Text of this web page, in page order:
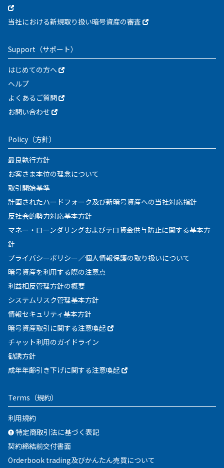
当社における新規取り扱い暗号資産の審査
Support （サポート）
はじめての方へ
ヘルプ
よくあるご質問
お問い合わせ
Policy （方針）
最良執行方針
お客さま本位の理念について
取引開始基準
計画されたハードフォーク及び新暗号資産への当社対応指針
反社会的勢力対応基本方針
マネー・ローンダリングおよびテロ資金供与防止に関する基本方
針
プライバシーポリシー／個人情報保護の取り扱いについて
暗号資産を利用する際の注意点
利益相反管理方針の概要
システムリスク管理基本方針
情報セキュリティ基本方針
暗号資産取引に関する注意喚起
チャット利用のガイドライン
勧誘方針
成年年齢引き下げに関する注意喚起
Terms （規約）
利用規約
特定商取引法に基づく表記
契約締結前交付書面
Orderbook trading及びかんたん売買について